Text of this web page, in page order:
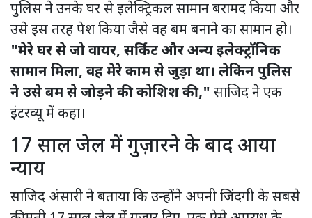
पुलिस ने उनके घर से इलेक्ट्रिकल सामान बरामद किया और
उसे इस तरह पेश किया जैसे वह बम बनाने का सामान हो।
"मेरे घर से जो वायर, सर्किट और अन्य इलेक्ट्रॉनिक
सामान मिला, वह मेरे काम से जुड़ा था। लेकिन पुलिस
ने उसे बम से जोड़ने की कोशिश की," साजिद ने एक
इंटरव्यू में कहा।
17 साल जेल में गुज़ारने के बाद आया
न्याय
साजिद अंसारी ने बताया कि उन्होंने अपनी जिंदगी के सबसे